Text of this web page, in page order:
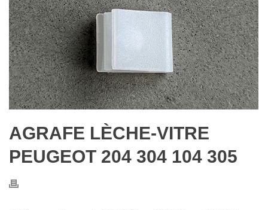
AGRAFE LÈCHE-VITRE
PEUGEOT 204 304 104 305